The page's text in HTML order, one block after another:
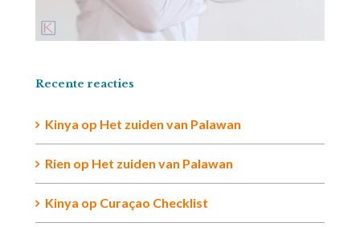
Recente reacties
Kinya op Het zuiden van Palawan
Rien op Het zuiden van Palawan
Kinya op Curaçao Checklist